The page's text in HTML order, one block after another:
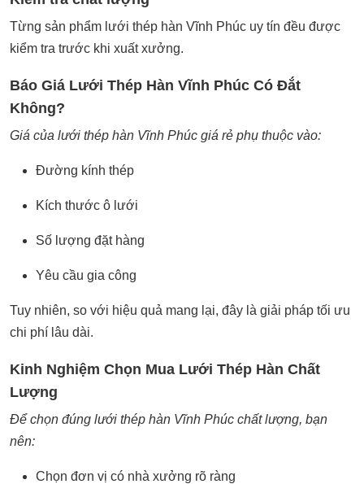
Từng sản phẩm lưới thép hàn Vĩnh Phúc uy tín đều được
kiểm tra trước khi xuất xưởng.
Báo Giá Lưới Thép Hàn Vĩnh Phúc Có Đắt
Không?
Giá của lưới thép hàn Vĩnh Phúc giá rẻ phụ thuộc vào:
Đường kính thép
Kích thước ô lưới
Số lượng đặt hàng
Yêu cầu gia công
Tuy nhiên, so với hiệu quả mang lại, đây là giải pháp tối ưu
chi phí lâu dài.
Kinh Nghiệm Chọn Mua Lưới Thép Hàn Chất
Lượng
Để chọn đúng lưới thép hàn Vĩnh Phúc chất lượng, bạn
nên:
Chọn đơn vị có nhà xưởng rõ ràng